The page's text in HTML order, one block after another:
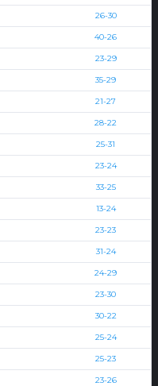
26-30
40-26
23-29
35-29
21-27
28-22
25-31
23-24
33-25
13-24
23-23
31-24
24-29
23-30
30-22
25-24
25-23
23-26